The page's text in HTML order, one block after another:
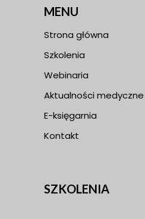
MENU
Strona główna
Szkolenia
Webinaria
Aktualności medyczne
E-księgarnia
Kontakt
SZKOLENIA